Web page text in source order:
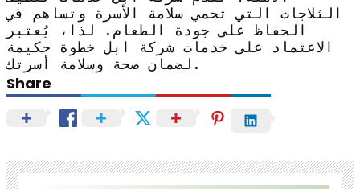
الثلاجات التي تحمي سلامة الأسرة وتساهم في
الحفاظ على جودة الطعام. لذا، يُعتبر
الاعتماد على خدمات شركة ابل خطوة حكيمة
لضمان صحة وسلامة أسرتك.
Share